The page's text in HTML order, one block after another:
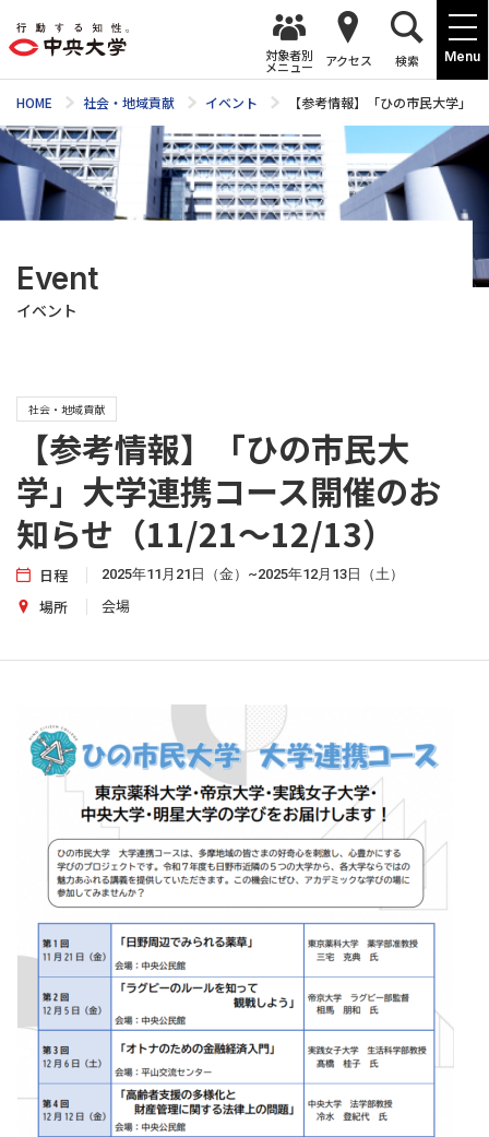
Menu
対象者別
メニュー アクセス 検索
HOME 社会・地域貢献 イベント 【参考情報】「ひの市民大学」
Event
イベント
社会・地域貢献
【参考情報】「ひの市民大
学」大学連携コース開催のお
知らせ（11/21～12/13）
日程 2025年11月21日（金）~2025年12月13日（土）
場所 会場